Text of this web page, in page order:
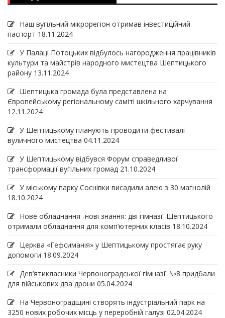
Наш вугільний мікрорегіон отримав інвеcтиційний
паспорт 18.11.2024
У Палаці Потоцьких відбулось нагородження працівників
культури та майстрів народного мистецтва Шептицького
району 13.11.2024
Шептицька громада була представлена на
Європейському регіональному саміті шкільного харчування
12.11.2024
У Шептицькому планують проводити фестивалі
вуличного мистецтва 04.11.2024
У Шептицькому відбувся Форум справедливої
трансформації вугільних громад 21.10.2024
У міському парку Соснівки висадили алею з 30 магнолій
18.10.2024
Нове обладнання -нові знання: дві гімназії Шептицького
отримали обладнання для комп’ютерних класів 18.10.2024
Церква «Гефсиманія» у Шептицькому простягає руку
допомоги 18.09.2024
Дев‘ятикласники Червоноградської гімназії №8 придбали
для військових два дрони 05.04.2024
На Червоноградщині створять індустріальний парк на
3250 нових робочих місць у переробній галузі 02.04.2024